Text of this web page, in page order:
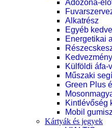
Adózóna-
Alkatrész
Egyéb
Energetikai
Külföldi áfa-
Műszaki
Green Plus
Kintlévőség
Mobil
Kártyák és jegyek